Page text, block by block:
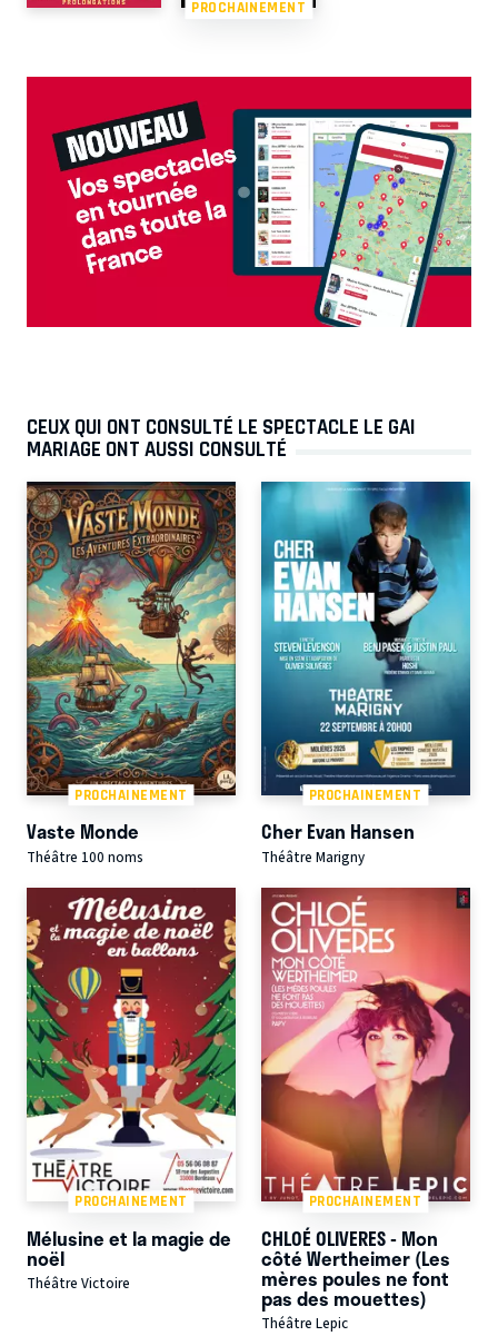
PROCHAINEMENT
CEUX QUI ONT CONSULTÉ LE SPECTACLE LE GAI
MARIAGE ONT AUSSI CONSULTÉ
PROCHAINEMENT
Vaste Monde
Théâtre 100 noms
PROCHAINEMENT
Cher Evan Hansen
Théâtre Marigny
PROCHAINEMENT
Mélusine et la magie de
noël
Théâtre Victoire
PROCHAINEMENT
CHLOÉ OLIVERES - Mon
côté Wertheimer (Les
mères poules ne font
pas des mouettes)
Théâtre Lepic